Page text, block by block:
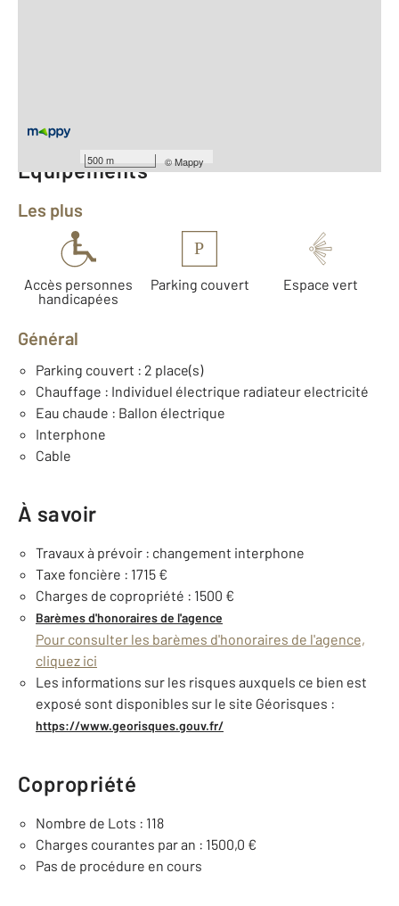
500 m ©Mappy
Équipements
Les plus
Accès personnes
handicapées
P
Parking couvert Espace vert
Général
Parking couvert : 2 place(s)
Chauffage : Individuel électrique radiateur electricité
Eau chaude : Ballon électrique
Interphone
Cable
À savoir
Travaux à prévoir : changement interphone
Taxe foncière : 1715 €
Charges de copropriété : 1500 €
Barèmes d'honoraires de l'agence
Pour consulter les barèmes d'honoraires de l'agence,
cliquez ici
Les informations sur les risques auxquels ce bien est
exposé sont disponibles sur le site Géorisques :
https://www.georisques.gouv.fr/
Copropriété
Nombre de Lots : 118
Charges courantes par an : 1500,0 €
Pas de procédure en cours